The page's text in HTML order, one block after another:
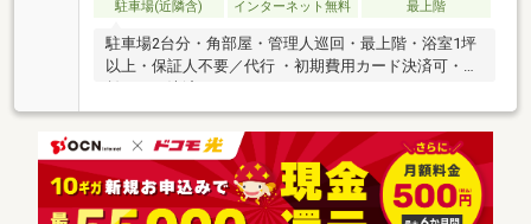
駐車場(近隣含)
インターネット無料 最上階
駐車場2台分・角部屋・管理人巡回・最上階・浴室1坪
以上・保証人不要／代行 ・初期費用カード決済可・家